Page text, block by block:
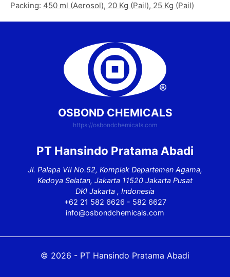
Packing: 450 ml (Aerosol), 20 Kg (Pail), 25 Kg (Pail)
OSBOND CHEMICALS
https://osbondchemicals.com
PT Hansindo Pratama Abadi
Jl. Palapa VII No.52, Komplek Departemen Agama,
Kedoya Selatan, Jakarta 11520 Jakarta Pusat
DKI Jakarta , Indonesia
+62 21 582 6626 - 582 6627
info@osbondchemicals.com
© 2026 - PT Hansindo Pratama Abadi